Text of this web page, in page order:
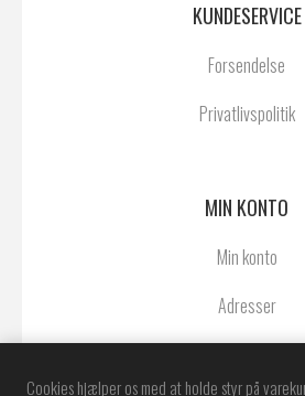
KUNDESERVICE
Forsendelse
Privatlivspolitik
MIN KONTO
Min konto
Adresser
Cookies hjælper os med at holde styr på